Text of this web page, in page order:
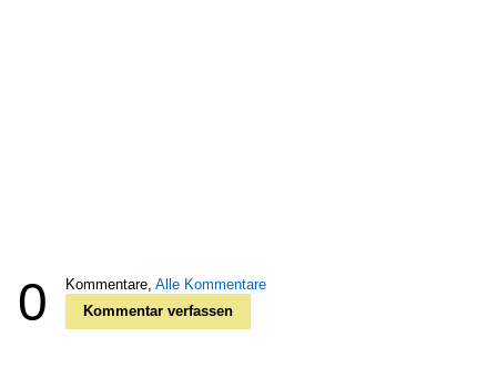
0 Kommentare, Alle Kommentare
Kommentar verfassen